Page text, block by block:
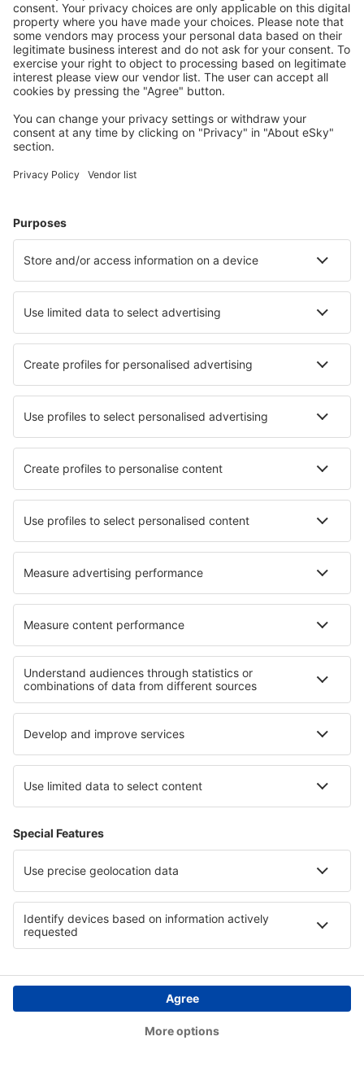
Buchungsbedingungen durch die Fluggesellschaft
geändert werden.
die Flugtickets, die per Überweisung von Geldmitteln
vom Bankkonto oder per Online-Banküberweisung
bezahlt werden, werden durch eSky an dem Tag
ausgestellt, an dem der vom Nutzer für das Flugticket
zustehende Betrag auf dem angegebenen Bankkonto
stattfindet. Eine Ausnahme stellen arbeitsfreie Tage
geltenden Bedingungen, statt.
Zahlungen für Flugtickets der Low-Cost-
Einkaufs mit Hilfe einer Zahlungskarte oder eines
ähnlichen Zahlungsinstruments oder per Überweisung
von Geldmitteln vom Bankkonto des Nutzers getätigt,
Reservierungsformular oder mittels Callcenter bestellt
wurde.
Für Hoteldienstleistungen gilt:
Zahlung für die Hoteldienstleistung direkt an den
Lieferanten, die vor der Ankunft des Nutzers im Objekt
Zahlung allein der Nutzer verantwortlich ist.
Leistungsanbieter vor der Ankunft des Nutzers im
Objekt, wo die im Punkt 1 oben genannten
Zahlungsformen akzeptiert werden.
Zahlung mit Hilfe einer Zahlungskarte oder eines
ähnlichen Zahlungsinstruments ist eine sichere
Transaktion und wird folgendermaßen realisiert:
der Nutzer des Reservierungssystems tätigt den Kauf,
indem der die Zahlungskarte benutzt oder auf der
Grundlage eines anderen Zahlungsinstruments, das
von eSky genannt und mit dem Nutzer vereinbart
wurde – auf eine im Reservierungssystem
vorgesehene Art und Weise oder zu den mit dem
Callcenter vereinbarten Regeln.
der Nutzer verpflichtet, im Personalfragebogen des
Reservierungssystems Felder auszufüllen, die die
Daten der von ihm verwendeten Zahlungskarte
definieren
automatisch durch das Reservierungssystem im
System order by phone autorisiert und mit dem für die